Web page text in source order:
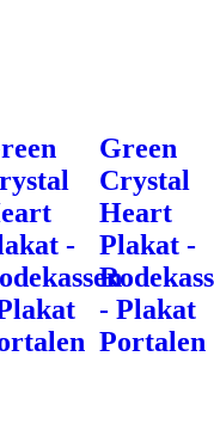
-
Green
Crystal
Heart
Plakat -
- Plakat
Portalen